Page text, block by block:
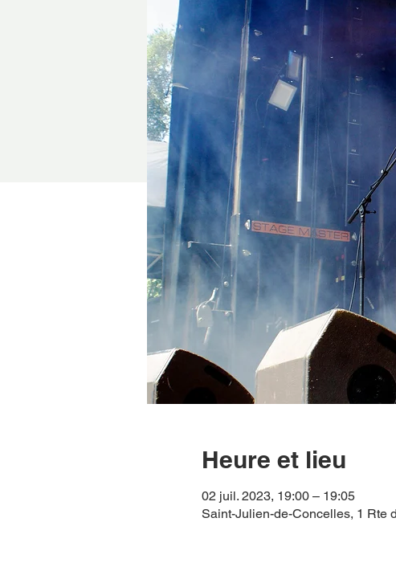
Heure et lieu
02 juil. 2023, 19:00 – 19:05
Saint-Julien-de-Concelles, 1 Rte